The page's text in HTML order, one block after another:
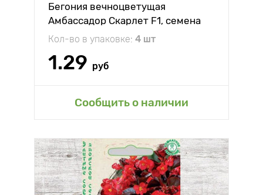
Бегония вечноцветущая
Амбассадор Скарлет F1, семена
Кол-во в упаковке: 4 шт
1.29 руб
Сообщить о наличии